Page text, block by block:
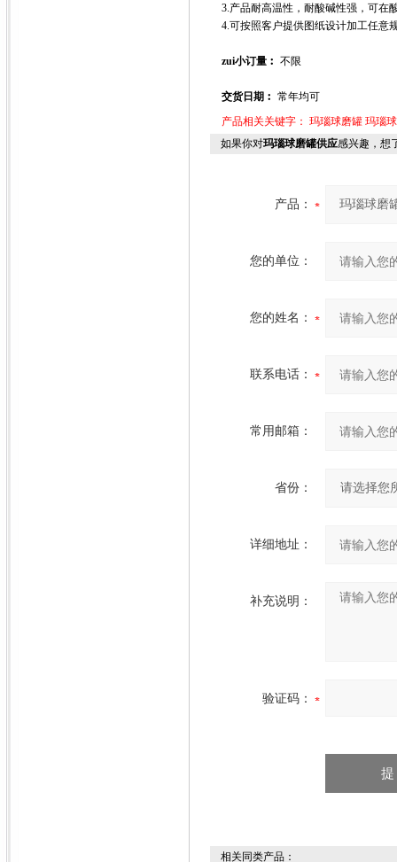
3.产品耐高温性，耐酸碱性强，可在
4.可按照客户提供图纸设计加工任意
zui小订量︰ 不限
交货日期︰ 常年均可
产品相关关键字： 玛瑙球磨罐 玛瑙
如果你对玛瑙球磨罐供应感兴趣，想
产品：
您的单位：
您的姓名：
联系电话：
常用邮箱：
省份：
详细地址：
补充说明：
验证码：
相关同类产品：